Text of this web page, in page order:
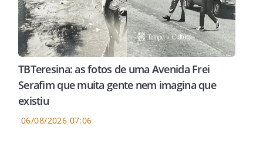
TBTeresina: as fotos de uma Avenida Frei
Serafim que muita gente nem imagina que
existiu
06/08/2026 07:06